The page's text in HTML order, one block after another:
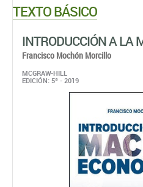
TEXTO BÁSICO
INTRODUCCIÓN A LA
Francisco Mochón Morcillo
MCGRAW-HILL
EDICIÓN: 5ª - 2019